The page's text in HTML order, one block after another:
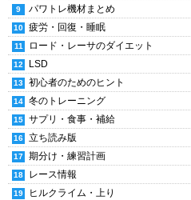
パワトレ機材まとめ
疲労・回復・睡眠
ロード・レーサのダイエット
LSD
初心者のためのヒント
冬のトレーニング
サプリ・食事・補給
立ち読み版
期分け・練習計画
レース情報
ヒルクライム・上り